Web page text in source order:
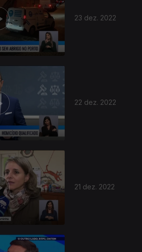
23 dez. 2022
22 dez. 2022
21 dez. 2022